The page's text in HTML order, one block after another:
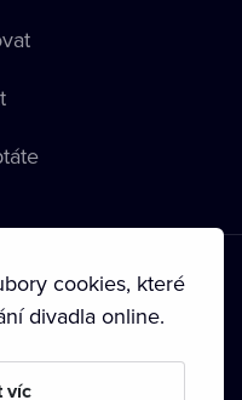
• Zásady používání
•
cookies, které
divadla online.
víc